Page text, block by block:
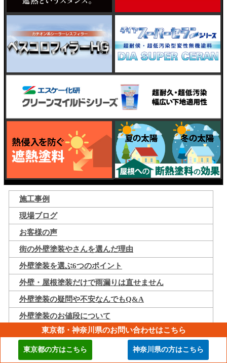
施工事例
現場ブログ
お客様の声
街の外壁塗装やさんを選んだ理由
外壁塗装を選ぶ6つのポイント
外壁・屋根塗装だけで雨漏りは直せません
外壁塗装の疑問や不安なんでもQ&A
外壁塗装のお値段について
街の外壁塗装やさんだからできる安心のお約束
塗装工事をお考えの方が知っておきたいこと
東京都・神奈川県のお問い合わせはこちら
東京都の方はこちら 神奈川県の方はこちら